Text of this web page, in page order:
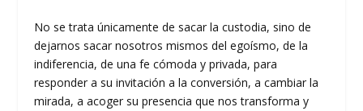
No se trata únicamente de sacar la custodia, sino de
dejarnos sacar nosotros mismos del egoísmo, de la
indiferencia, de una fe cómoda y privada, para
responder a su invitación a la conversión, a cambiar la
mirada, a acoger su presencia que nos transforma y